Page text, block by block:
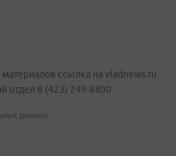
ссылка на vladnews.ru
отдел 8 (423) 249-8800
данных